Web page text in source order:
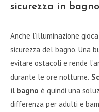
sicurezza in bagno
Anche l’illuminazione
sicurezza del bagno. Una
evitare ostacoli e rende
durante le ore notturne.
il bagno è quindi una
differenza per adulti e